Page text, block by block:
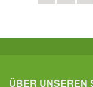
ÜBER UNSEREN